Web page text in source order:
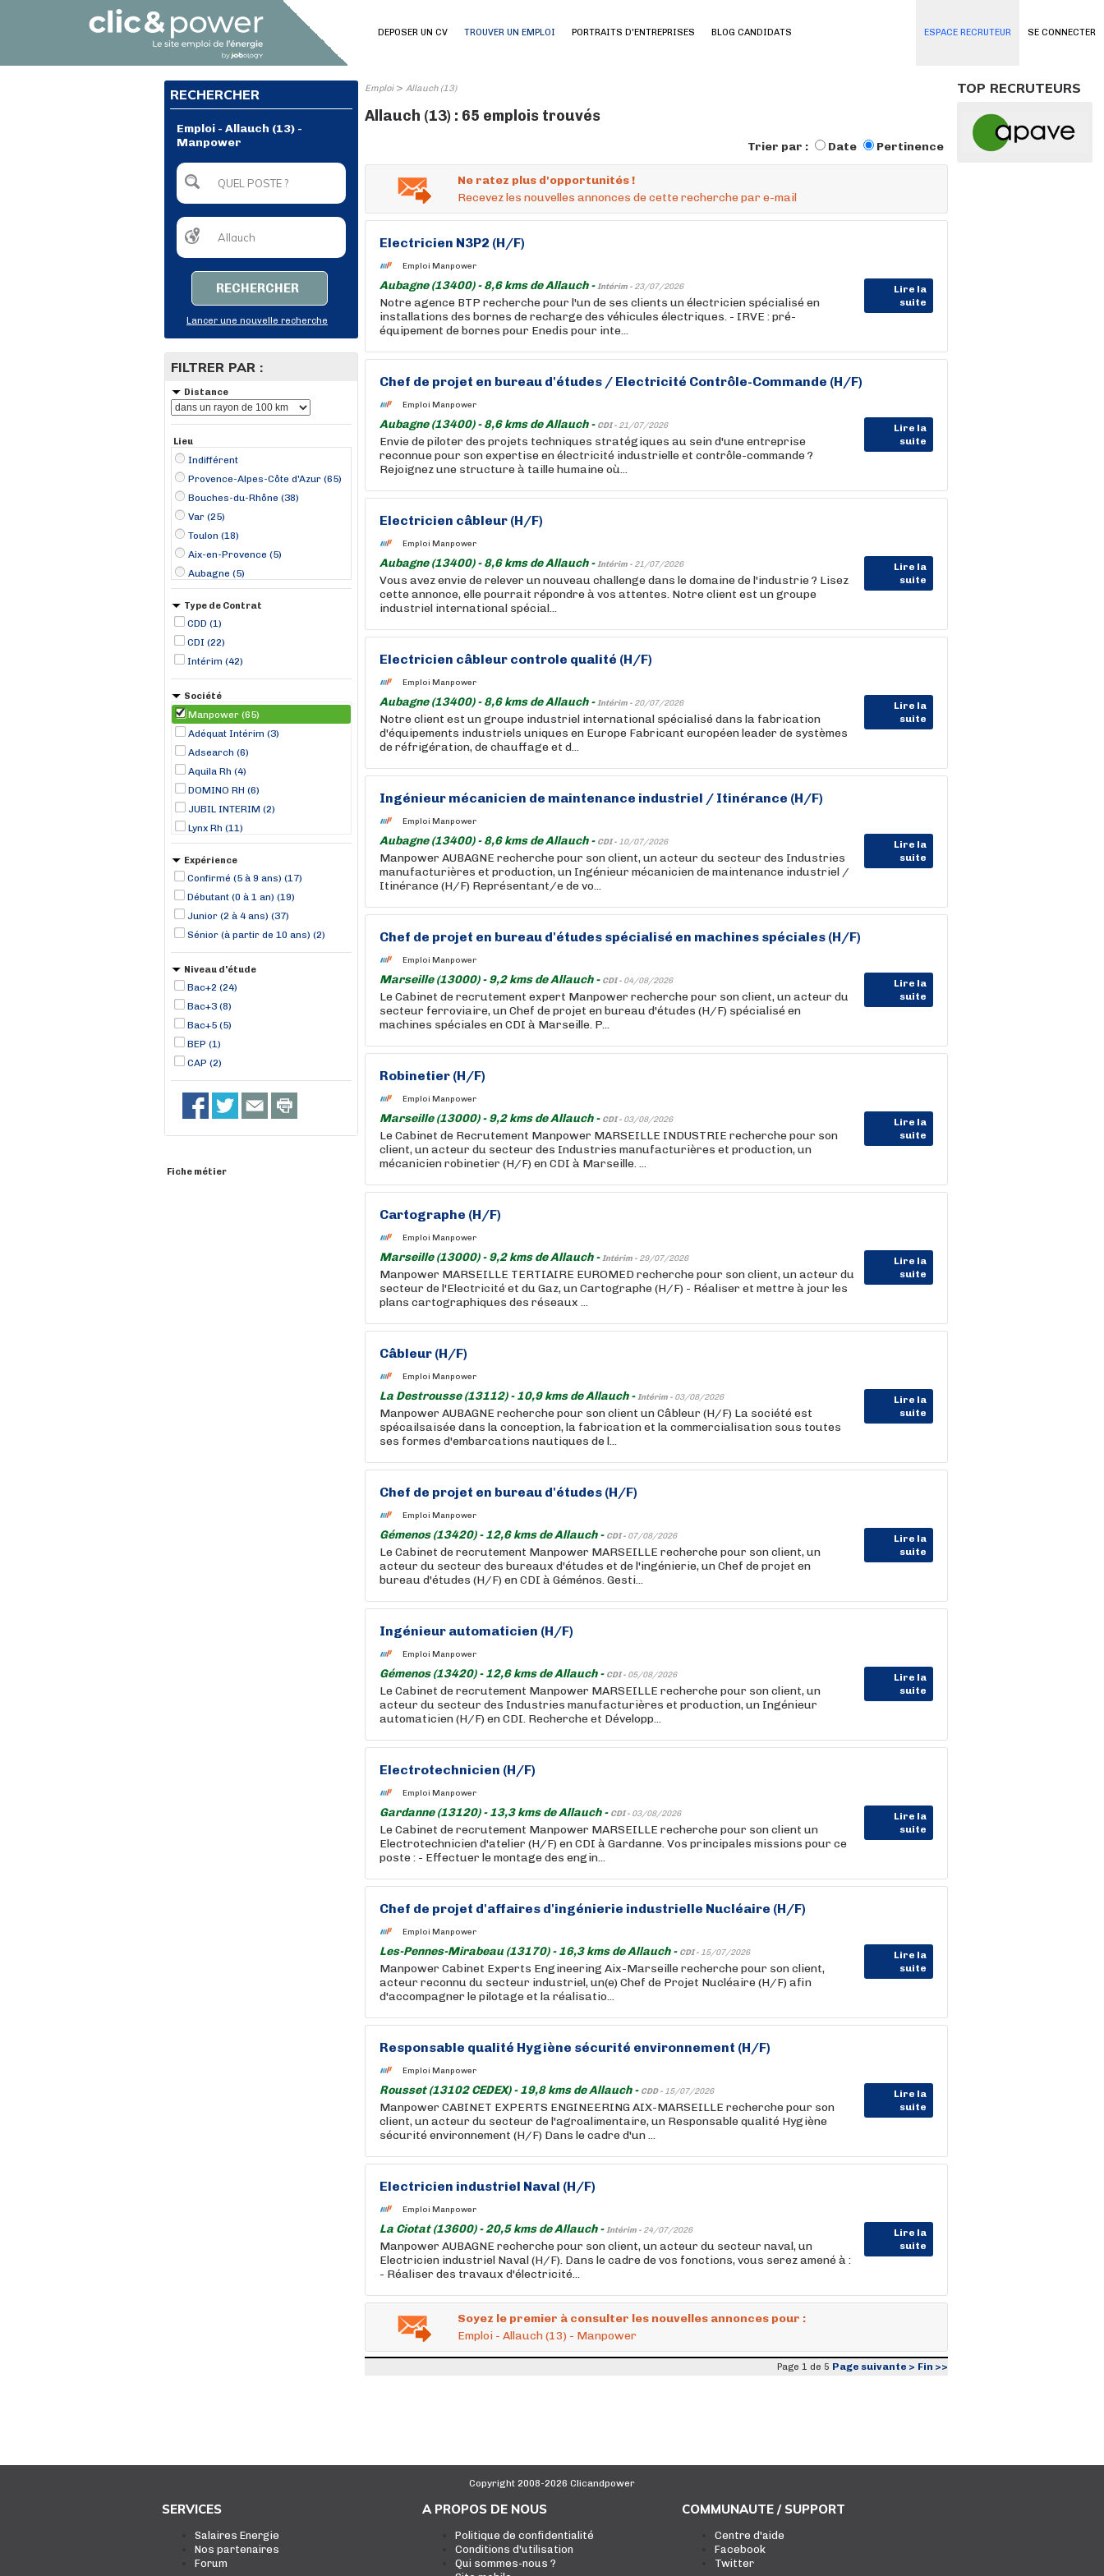
SE CONNECTER
DEPOSER UN CV TROUVER UN EMPLOI PORTRAITS D'ENTREPRISES BLOG CANDIDATS ESPACE RECRUTEUR
RECHERCHER
Emploi - Allauch (13) -
Manpower
RECHERCHER
Lancer une nouvelle recherche
FILTRER PAR :
Distance
Lieu
Indifférent
Provence-Alpes-Côte d'Azur (65)
Bouches-du-Rhône (38)
Var (25)
Toulon (18)
Aix-en-Provence (5)
Aubagne (5)
Marignane (4)
Marseille (3)
Saint-Paul-lez-Durance (3)
Fos-sur-Mer (2)
Gémenos (2)
La Seyne-sur-Mer (2)
Type de Contrat
CDD (1)
CDI (22)
Intérim (42)
Société
Manpower (65)
Adéquat Intérim (3)
Adsearch (6)
Aquila Rh (4)
DOMINO RH (6)
JUBIL INTERIM (2)
Lynx Rh (11)
MISTERTEMP (1)
NAVAL GROUP (1)
RANDSTAD (2)
TOMA Interim (2)
Expérience
Confirmé (5 à 9 ans) (17)
Débutant (0 à 1 an) (19)
Junior (2 à 4 ans) (37)
Sénior (à partir de 10 ans) (2)
Niveau d'étude
Bac+2 (24)
Bac+3 (8)
Bac+5 (5)
BEP (1)
CAP (2)
Fiche métier
Emploi> Allauch (13)
Allauch (13) : 65 emplois trouvés
Trier par : Date Pertinence
Ne ratez plus d'opportunités !
Recevez les nouvelles annonces de cette recherche par e-mail
Electricien N3P2 (H/F)
Emploi Manpower
Aubagne (13400) - 8,6 kms de Allauch -Intérim - 23/07/2026
Lire la
suite
Notre agence BTP recherche pour l'un de ses clients un électricien spécialisé en
installations des bornes de recharge des véhicules électriques. - IRVE : pré-
équipement de bornes pour Enedis pour inte...
Chef de projet en bureau d'études / Electricité Contrôle-Commande (H/F)
Emploi Manpower
Aubagne (13400) - 8,6 kms de Allauch - CDI - 21/07/2026
Lire la
suite
Envie de piloter des projets techniques stratégiques au sein d'une entreprise
reconnue pour son expertise en électricité industrielle et contrôle-commande ?
Rejoignez une structure à taille humaine où...
Electricien câbleur (H/F)
Emploi Manpower
Aubagne (13400) - 8,6 kms de Allauch -Intérim - 21/07/2026
Lire la
suite
Vous avez envie de relever un nouveau challenge dans le domaine de l'industrie ? Lisez
cette annonce, elle pourrait répondre à vos attentes. Notre client est un groupe
industriel international spécial...
Electricien câbleur controle qualité (H/F)
Emploi Manpower
Aubagne (13400) - 8,6 kms de Allauch -Intérim - 20/07/2026
Lire la
suite
Notre client est un groupe industriel international spécialisé dans la fabrication
d'équipements industriels uniques en Europe Fabricant européen leader de systèmes
de réfrigération, de chauffage et d...
Ingénieur mécanicien de maintenance industriel / Itinérance (H/F)
Emploi Manpower
Aubagne (13400) - 8,6 kms de Allauch - CDI - 10/07/2026
Lire la
suite
Manpower AUBAGNE recherche pour son client, un acteur du secteur des Industries
manufacturières et production, un Ingénieur mécanicien de maintenance industriel /
Itinérance (H/F) Représentant/e de vo...
Chef de projet en bureau d'études spécialisé en machines spéciales (H/F)
Emploi Manpower
Marseille (13000) - 9,2 kms de Allauch - CDI - 04/08/2026
Lire la
suite
Le Cabinet de recrutement expert Manpower recherche pour son client, un acteur du
secteur ferroviaire, un Chef de projet en bureau d'études (H/F) spécialisé en
machines spéciales en CDI à Marseille. P...
Robinetier (H/F)
Emploi Manpower
Marseille (13000) - 9,2 kms de Allauch - CDI - 03/08/2026
Lire la
suite
Le Cabinet de Recrutement Manpower MARSEILLE INDUSTRIE recherche pour son
client, un acteur du secteur des Industries manufacturières et production, un
mécanicien robinetier (H/F) en CDI à Marseille. ...
Cartographe (H/F)
Emploi Manpower
Marseille (13000) - 9,2 kms de Allauch -Intérim - 29/07/2026
Lire la
suite
Manpower MARSEILLE TERTIAIRE EUROMED recherche pour son client, un acteur du
secteur de l'Electricité et du Gaz, un Cartographe (H/F) - Réaliser et mettre à jour les
plans cartographiques des réseaux ...
Câbleur (H/F)
Emploi Manpower
La Destrousse (13112) - 10,9 kms de Allauch -Intérim - 03/08/2026
Lire la
suite
Manpower AUBAGNE recherche pour son client un Câbleur (H/F) La société est
spécailsaisée dans la conception, la fabrication et la commercialisation sous toutes
ses formes d'embarcations nautiques de l...
Chef de projet en bureau d'études (H/F)
Emploi Manpower
Gémenos (13420) - 12,6 kms de Allauch - CDI - 07/08/2026
Lire la
suite
Le Cabinet de recrutement Manpower MARSEILLE recherche pour son client, un
acteur du secteur des bureaux d'études et de l'ingénierie, un Chef de projet en
bureau d'études (H/F) en CDI à Géménos. Gesti...
Ingénieur automaticien (H/F)
Emploi Manpower
Gémenos (13420) - 12,6 kms de Allauch - CDI - 05/08/2026
Lire la
suite
Le Cabinet de recrutement Manpower MARSEILLE recherche pour son client, un
acteur du secteur des Industries manufacturières et production, un Ingénieur
automaticien (H/F) en CDI. Recherche et Développ...
Electrotechnicien (H/F)
Emploi Manpower
Gardanne (13120) - 13,3 kms de Allauch - CDI - 03/08/2026
Lire la
suite
Le Cabinet de recrutement Manpower MARSEILLE recherche pour son client un
Electrotechnicien d'atelier (H/F) en CDI à Gardanne. Vos principales missions pour ce
poste : - Effectuer le montage des engin...
Chef de projet d'affaires d'ingénierie industrielle Nucléaire (H/F)
Emploi Manpower
Les-Pennes-Mirabeau (13170) - 16,3 kms de Allauch - CDI - 15/07/2026
Lire la
suite
Manpower Cabinet Experts Engineering Aix-Marseille recherche pour son client,
acteur reconnu du secteur industriel, un(e) Chef de Projet Nucléaire (H/F) afin
d'accompagner le pilotage et la réalisatio...
Responsable qualité Hygiène sécurité environnement (H/F)
Emploi Manpower
Rousset (13102 CEDEX) - 19,8 kms de Allauch - CDD - 15/07/2026
Lire la
suite
Manpower CABINET EXPERTS ENGINEERING AIX-MARSEILLE recherche pour son
client, un acteur du secteur de l'agroalimentaire, un Responsable qualité Hygiène
sécurité environnement (H/F) Dans le cadre d'un ...
Electricien industriel Naval (H/F)
Emploi Manpower
La Ciotat (13600) - 20,5 kms de Allauch -Intérim - 24/07/2026
Lire la
suite
Manpower AUBAGNE recherche pour son client, un acteur du secteur naval, un
Electricien industriel Naval (H/F). Dans le cadre de vos fonctions, vous serez amené à :
- Réaliser des travaux d'électricité...
Soyez le premier à consulter les nouvelles annonces pour :
Emploi - Allauch (13) - Manpower
Page 1 de 5 Page suivante > Fin >>
TOP RECRUTEURS
Copyright 2008-2026 Clicandpower
SERVICES
Salaires Energie
Nos partenaires
Forum
A PROPOS DE NOUS
Politique de confidentialité
Conditions d'utilisation
Qui sommes-nous ?
COMMUNAUTE / SUPPORT
Centre d'aide
Facebook
Twitter